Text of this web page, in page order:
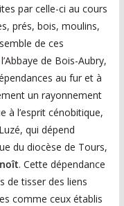
par celle-ci au cours
prés, bois, moulins,
de ces
de Bois-Aubry,
au fur et à
un rayonnement
à l’esprit cénobitique,
qui dépend
du diocèse de Tours,
. Cette dépendance
de tisser des liens
comme ceux établis